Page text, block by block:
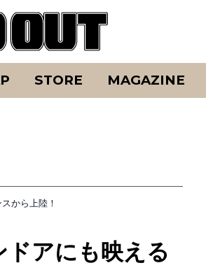
STORE MAGAZINE
から上陸！
アにも映える